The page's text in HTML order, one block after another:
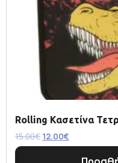
Rolling Κασετίνα
15.00€ 12.00€